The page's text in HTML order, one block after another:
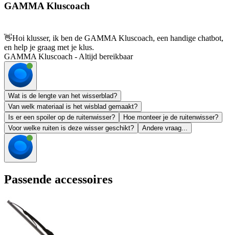
GAMMA Kluscoach
👋Hoi klusser, ik ben de GAMMA Kluscoach, een handige chatbot,
en help je graag met je klus.
GAMMA Kluscoach - Altijd bereikbaar
Wat is de lengte van het wisserblad?
Van welk materiaal is het wisblad gemaakt?
Is er een spoiler op de ruitenwisser?
Hoe monteer je de ruitenwisser?
Voor welke ruiten is deze wisser geschikt?
Andere vraag...
Passende accessoires